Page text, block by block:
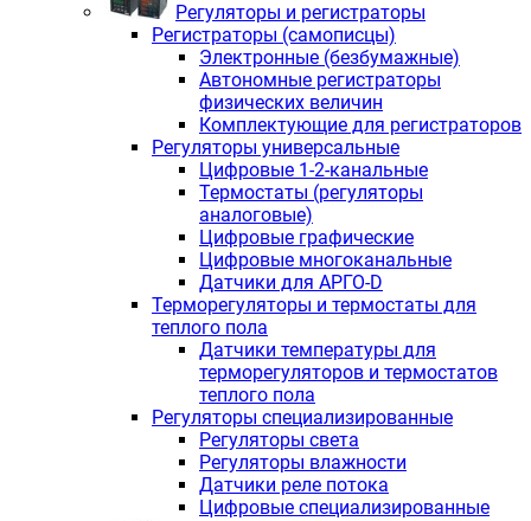
Регуляторы и регистраторы
Регистраторы (самописцы)
Электронные (безбумажные)
Автономные регистраторы
физических величин
Комплектующие для регистраторов
Регуляторы универсальные
Цифровые 1-2-канальные
Термостаты (регуляторы
аналоговые)
Цифровые графические
Цифровые многоканальные
Датчики для АРГО-D
Терморегуляторы и термостаты для
теплого пола
Датчики температуры для
терморегуляторов и термостатов
теплого пола
Регуляторы специализированные
Регуляторы света
Регуляторы влажности
Датчики реле потока
Цифровые специализированные